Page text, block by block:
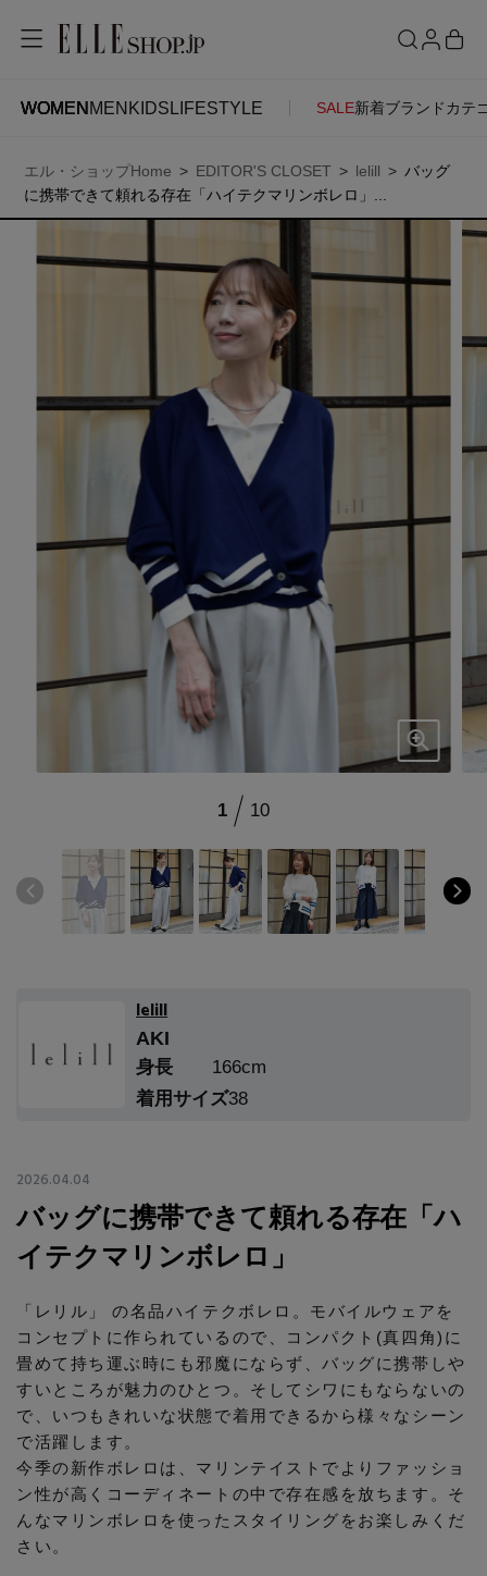
WOMEN MEN KIDS LIFESTYLE SALE新着ブランド カテ
WOMENMENKIDSLIFESTYLE
ITEMS
新着アイテム
最旬！トレンドワード
【予約】新作ウェアをチェック
【Tシャツ】デイリーに活躍
【日傘】完全遮光・軽量傘
【リネン】涼しい夏素材
【レース】上品な透け感
【雨の日】急な雨対策グッズ
【ペプラム】トレンドシルエット
『ELLE』最新号掲載
【ジュエリー】シルバーでクールに
ウェア
ブラウス・シャツ
カットソー・Tシャツ
パンツ
ジャケット
ニット
コート
すべてのシューズ
サンダル
スニーカー
フラットシューズ
レインシューズ
ブーツ
バッグ・財布
すべてのバッグ・財布
トートバッグ
ハンドバッグ
財布・小物
ボディバッグ・ウェストポーチ
クラッチバッグ
ファッション小物
ストール・マフラー・ケープ
帽子・イヤーマフ
ヘアアクセサリー
スマートフォンケース・タブレットケース
アイウェア
ベルト
すべてのアクセサリー
ピアス・イヤリング
ネックレス
バングル・ブレスレット
リング
コサージュ・ブローチ
ランジェリー
すべてのランジェリー
ランジェリー
インナー
スポーツ
ウェア
シューズ
バッグ・小物
CONTENTS
特集一覧
ACCOUNT
お気に入りアイテム
お気に入りブランド
ポイント・クーポン
アカウント連携
カスタマーサポート
お知らせ
SEE RESULTS
エル・ショップHome EDITOR'S CLOSET lelill
バッグ
に携帯できて頼れる存在「ハイテクマリンボレロ」...
1 10
lelill
AKI
身長
166cm
着用サイズ38
2026.04.04
バッグに携帯できて頼れる存在「ハ
イテクマリンボレロ」
「レリル」 の名品ハイテクボレロ。モバイルウェアを
コンセプトに作られているので、コンパクト(真四角)に
畳めて持ち運ぶ時にも邪魔にならず、バッグに携帯しや
すいところが魅力のひとつ。そしてシワにもならないの
で、いつもきれいな状態で着用できるから様々なシーン
で活躍します。
今季の新作ボレロは、マリンテイストでよりファッショ
ン性が高くコーディネートの中で存在感を放ちます。そ
んなマリンボレロを使ったスタイリングをお楽しみくだ
さい。